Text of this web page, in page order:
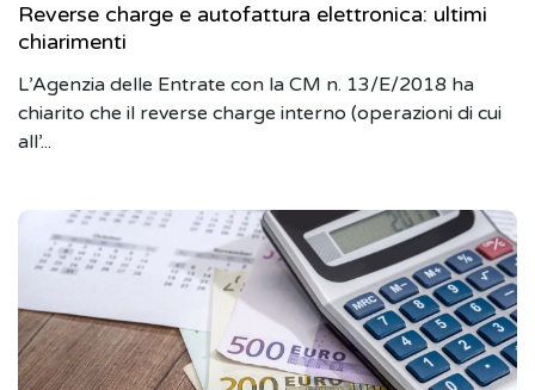
Reverse charge e autofattura elettronica: ultimi
chiarimenti
L’Agenzia delle Entrate con la CM n. 13/E/2018 ha
chiarito che il reverse charge interno (operazioni di cui
all’...